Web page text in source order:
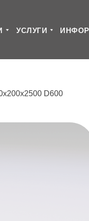
УСЛУГИ
D600